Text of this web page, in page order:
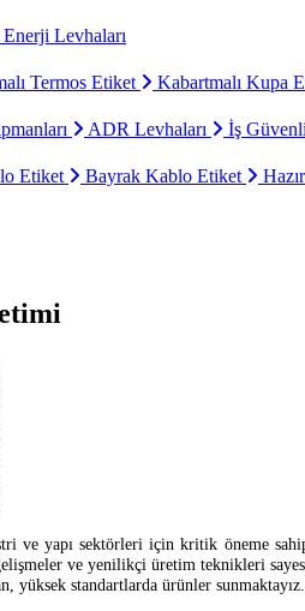
Levhaları
Termos Etiket Kabartmalı Kupa
ADR Levhaları İş
Etiket Bayrak Kablo Etiket
ve yapı sektörleri için kritik öneme
ve yenilikçi üretim teknikleri
yüksek standartlarda ürünler sunmaktayız.